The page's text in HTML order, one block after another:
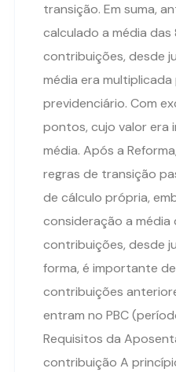
transição. Em suma,
calculado a média das
contribuições, desde
média era
previdenciário. Com
pontos, cujo valor era
média. Após a
regras de transição
de cálculo própria,
consideração a média
contribuições, desde
forma, é importante
contribuições
entram no PBC
Requisitos da
contribuição A